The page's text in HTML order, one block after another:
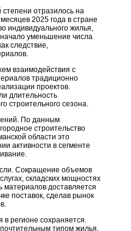
отразилось на
2025 года в стране
индивидуального жилья,
уменьшение числа
следствие,
взаимодействия с
традиционно
проектов.
длительность
строительного сезона.
По данным
строительство
области это
активности в сегменте
Сокращение объемов
складских мощностях
материалов доставляется
поставок, сделав рынок
регионе сохраняется.
типом жилья,